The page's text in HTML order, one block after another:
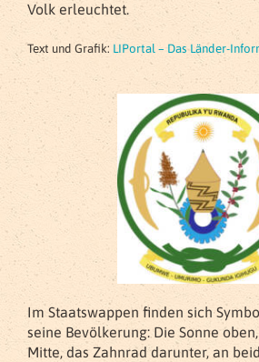
Volk erleuchtet.
Text und Grafik: LIPortal – Das Länder-
Im Staatswappen finden sich
seine Bevölkerung: Die Sonne
Mitte, das Zahnrad darunter, an